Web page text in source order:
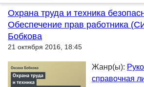
Охрана труда и техника
Обеспечение прав работника
Бобкова
21 октября 2016, 18:45
Жанр(ы):
справочная